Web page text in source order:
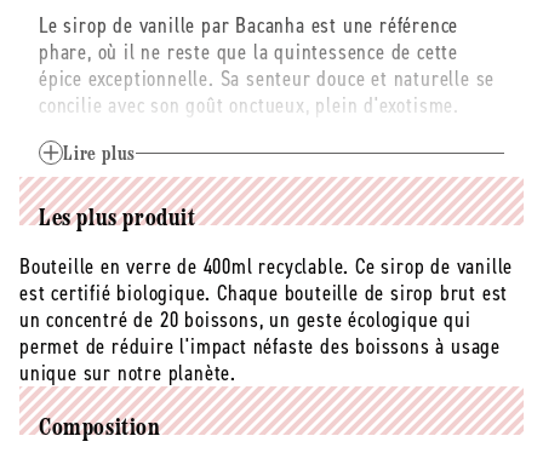
bio
-
400
ml
bio
-
400
ml
Le sirop de vanille par Bacanha est une référence
phare, où il ne reste que la quintessence de cette
épice exceptionnelle. Sa senteur douce et naturelle se
concilie avec son goût onctueux, plein d'exotisme.
La gamme de Sirop Brut par Bacanha offre une
collection de saveurs uniques. Les sirops sont
élaborés à partir de matières premières nobles
rigoureusement sélectionnées. Cette gamme de
produits est idéale pour agrémenter les cocktails,
cafés, thés et eaux d'une touche d'originalité.
Ces derniers sont moins sucrés qu'un sirop classique,
ils sont également plus concentrés en arômes et
extraits naturels, offrant donc une puissance
aromatique sans égal...
Lire plus
Les plus produit
Bouteille en verre de 400ml recyclable. Ce sirop de vanille
est certifié biologique. Chaque bouteille de sirop brut est
un concentré de 20 boissons, un geste écologique qui
permet de réduire l'impact néfaste des boissons à usage
unique sur notre planète.
Composition